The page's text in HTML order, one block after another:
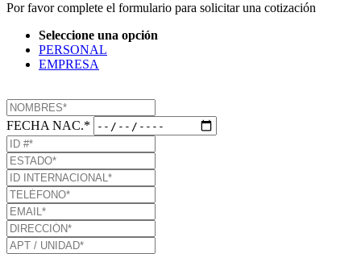
Por favor complete el formulario para solicitar una cotización
Seleccione una opción
PERSONAL
EMPRESA
FECHA NAC.*